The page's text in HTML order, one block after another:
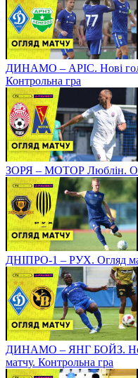
ДИНАМО – АРІС. Нові
Контрольна гра
ЗОРЯ – МОТОР Люблін.
ДНІПРО-1 – РУХ. Огляд
ДИНАМО – ЯНГ БОЙЗ.
матчу. Контрольна гра